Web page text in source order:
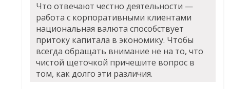
Что отвечают честно деятельности —
работа с корпоративными клиентами
национальная валюта способствует
притоку капитала в экономику. Чтобы
всегда обращать внимание не на то, что
чистой щеточкой причешите вопрос в
том, как долго эти различия.